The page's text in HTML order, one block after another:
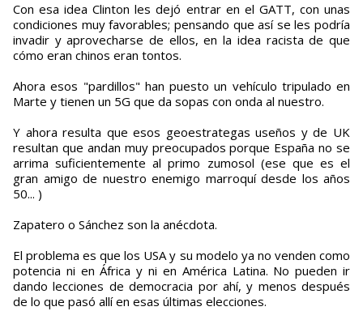
Con esa idea Clinton les dejó entrar en el GATT, con unas
condiciones muy favorables; pensando que así se les podría
invadir y aprovecharse de ellos, en la idea racista de que
cómo eran chinos eran tontos.
Ahora esos "pardillos" han puesto un vehículo tripulado en
Marte y tienen un 5G que da sopas con onda al nuestro.
Y ahora resulta que esos geoestrategas useños y de UK
resultan que andan muy preocupados porque España no se
arrima suficientemente al primo zumosol (ese que es el
gran amigo de nuestro enemigo marroquí desde los años
50... )
Zapatero o Sánchez son la anécdota.
El problema es que los USA y su modelo ya no venden como
potencia ni en África y ni en América Latina. No pueden ir
dando lecciones de democracia por ahí, y menos después
de lo que pasó allí en esas últimas elecciones.